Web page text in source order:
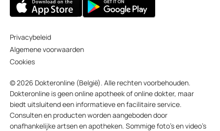
Privacybeleid
Algemene voorwaarden
Cookies
© 2026 Dokteronline (België). Alle rechten voorbehouden.
Dokteronline is geen online apotheek of online dokter, maar
biedt uitsluitend een informatieve en facilitaire service.
Consulten en producten worden aangeboden door
onafhankelijke artsen en apotheken. Sommige foto’s en video’s